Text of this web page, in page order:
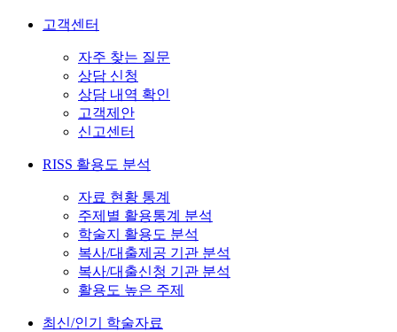
고객센터
자주 찾는 질문
상담 신청
상담 내역 확인
고객제안
신고센터
RISS 활용도 분석
자료 현황 통계
주제별 활용통계 분석
학술지 활용도 분석
복사/대출제공 기관 분석
복사/대출신청 기관 분석
활용도 높은 주제
최신/인기 학술자료